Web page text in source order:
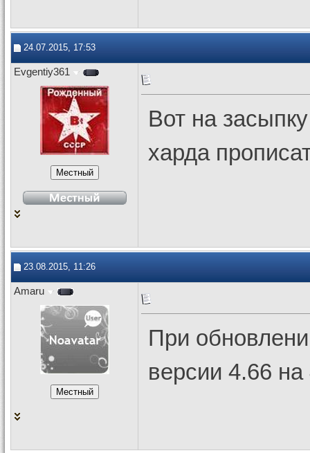
24.07.2015, 17:53
Evgentiy361
Вот на
харда
23.08.2015, 11:26
Amaru
При
версии 4.66